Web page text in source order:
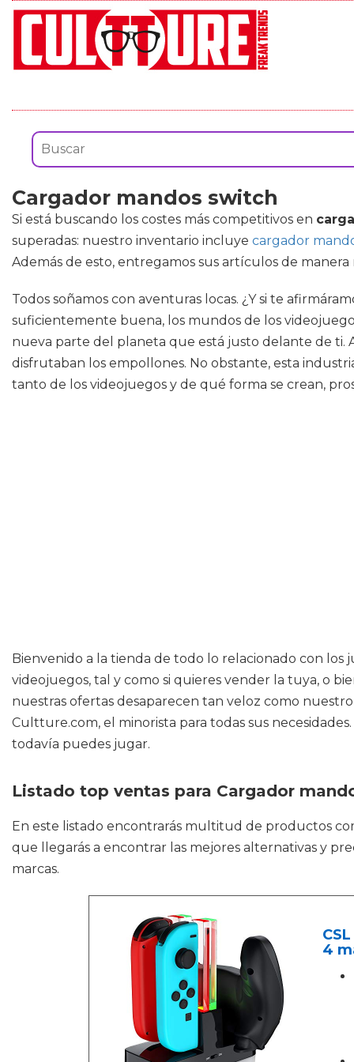
Cargador mandos switch
Si está buscando los costes más competitivos en
superadas: nuestro inventario incluye cargador
Además de esto, entregamos sus artículos de
Todos soñamos con aventuras locas. ¿Y si te
suficientemente buena, los mundos de los
nueva parte del planeta que está justo delante de ti.
disfrutaban los empollones. No obstante, esta
tanto de los videojuegos y de qué forma se crean,
Bienvenido a la tienda de todo lo relacionado con los
videojuegos, tal y como si quieres vender la tuya, o
nuestras ofertas desaparecen tan veloz como
Cultture.com, el minorista para todas sus
todavía puedes jugar.
Listado top ventas para Cargador
En este listado encontrarás multitud de productos
que llegarás a encontrar las mejores alternativas y
marcas.
4